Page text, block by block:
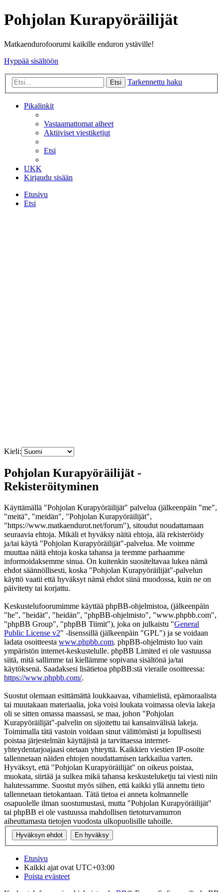
Pohjolan Kurapyöräilijät
Matkaendurofoorumi kaikille enduron ystäville!
Hyppää sisältöön
Etsi Tarkennettu haku
Pikalinkit
Vastaamattomat aiheet
Aktiiviset viestiketjut
Etsi
UKK
Kirjaudu sisään
Etusivu
Etsi
Kieli:
Pohjolan Kurapyöräilijät -
Rekisteröityminen
Käyttämällä "Pohjolan Kurapyöräilijät" palvelua (jälkeenpäin "me",
"meitä", "meidän", "Pohjolan Kurapyöräilijät",
"https://www.matkaendurot.net/forum"), sitoudut noudattamaan
seuraavia ehtoja. Mikäli et hyväksy näitä ehtoja, älä rekisteröidy
ja/tai käytä "Pohjolan Kurapyöräilijät"-palvelua. Me voimme
muuttaa näitä ehtoja koska tahansa ja teemme parhaamme
informoidaksemme sinua. On kuitenkin suositeltavaa lukea nämä
ehdot säännöllisesti, koska "Pohjolan Kurapyöräilijät"-palvelun
käyttö vaatii että hyväksyt nämä ehdot siinä muodossa, kuin ne on
päivitetty tai korjattu.
Keskustelufoorumimme käyttää phpBB-ohjelmistoa, (jälkeenpäin
"he", "heidät", "heidän", "phpBB-ohjelmisto", "www.phpbb.com",
"phpBB Group", "phpBB Tiimit"), joka on julkaistu "General
Public License v2" -lisenssillä (jälkeenpäin "GPL") ja se voidaan
ladata osoitteesta www.phpbb.com. phpBB-ohjelmisto luo vain
ympäristön internet-keskustelulle. phpBB Limited ei ole vastuussa
siitä, mitä sallimme tai kiellämme sopivana sisältönä ja/tai
käytöksenä. Saadaksesi lisätietoa phpBB:stä vieraile osoitteessa:
https://www.phpbb.com/.
Suostut olemaan esittämättä loukkaavaa, vihamielistä, epämoraalista
tai muutakaan materiaalia, joka voisi loukata voimassa olevia lakeja
oli se sitten omassa maassasi, se maa, johon "Pohjolan
Kurapyöräilijät"-palvelin on sijoitettu tai kansainvälisiä lakeja.
Toimimalla tätä vastoin voidaan sinut välittömästi ja lopullisesti
poistaa järjestelmän käyttäjistä ja tarvittaessa internet-
yhteydentarjoajaasi otetaan yhteyttä. Kaikkien viestien IP-osoite
tallennetaan näiden ehtojen noudattamisen tarkkailua varten.
Hyväksyt, että "Pohjolan Kurapyöräilijät" on oikeus poistaa,
muokata, siirtää ja sulkea mikä tahansa keskusteluketju tai viesti niin
halutessamme. Suostut myös siihen, että kaikki yllä annettu tieto
tallennetaan tietokantaan. Tätä tietoa ei anneta kolmannelle
osapuolelle ilman suostumustasi, mutta "Pohjolan Kurapyöräilijät"
tai phpBB ei ole vastuussa mahdollisen tietoturvamurron
aiheuttamasta tietojen vuodosta ulkopuolisille tahoille.
Etusivu
Kaikki ajat ovat UTC+03:00
Poista evästeet